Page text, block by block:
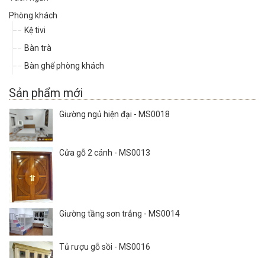
Phòng khách
Kệ tivi
Bàn trà
Bàn ghế phòng khách
Sản phẩm mới
Giường ngủ hiện đại - MS0018
Cửa gỗ 2 cánh - MS0013
Giường tầng sơn trắng - MS0014
Tủ rượu gỗ sồi - MS0016